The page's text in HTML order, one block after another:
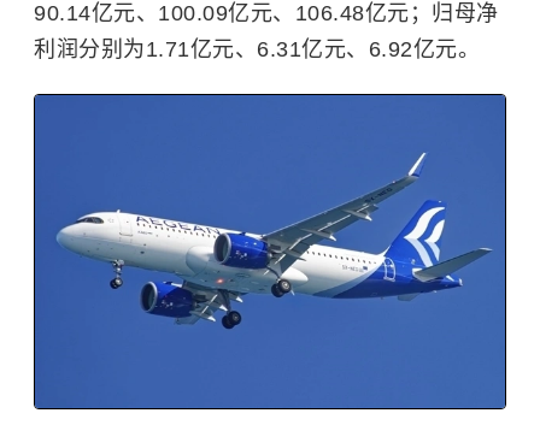
90.14亿元、100.09亿元、106.48亿元；归母净
利润分别为1.71亿元、6.31亿元、6.92亿元。